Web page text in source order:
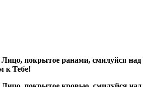
покрытое ранами, смилуйся над
к Тебе!